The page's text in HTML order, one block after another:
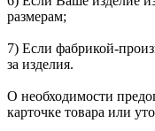
размерам;
7) Если фабрикой-
за изделия.
О необходимости
карточке товара или